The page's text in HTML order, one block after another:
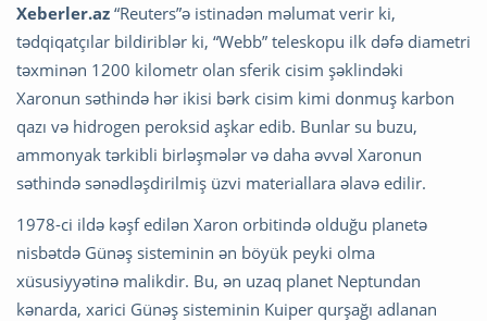
Xeberler.az “Reuters”ə istinadən məlumat verir ki,
tədqiqatçılar bildiriblər ki, “Webb” teleskopu ilk dəfə diametri
təxminən 1200 kilometr olan sferik cisim şəklindəki
Xaronun səthində hər ikisi bərk cisim kimi donmuş karbon
qazı və hidrogen peroksid aşkar edib. Bunlar su buzu,
ammonyak tərkibli birləşmələr və daha əvvəl Xaronun
səthində sənədləşdirilmiş üzvi materiallara əlavə edilir.
1978-ci ildə kəşf edilən Xaron orbitində olduğu planetə
nisbətdə Günəş sisteminin ən böyük peyki olma
xüsusiyyətinə malikdir. Bu, ən uzaq planet Neptundan
kənarda, xarici Günəş sisteminin Kuiper qurşağı adlanan